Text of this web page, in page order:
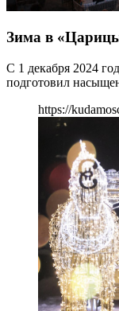
Зима в
С 1 декабря 2024
подготовил
https://